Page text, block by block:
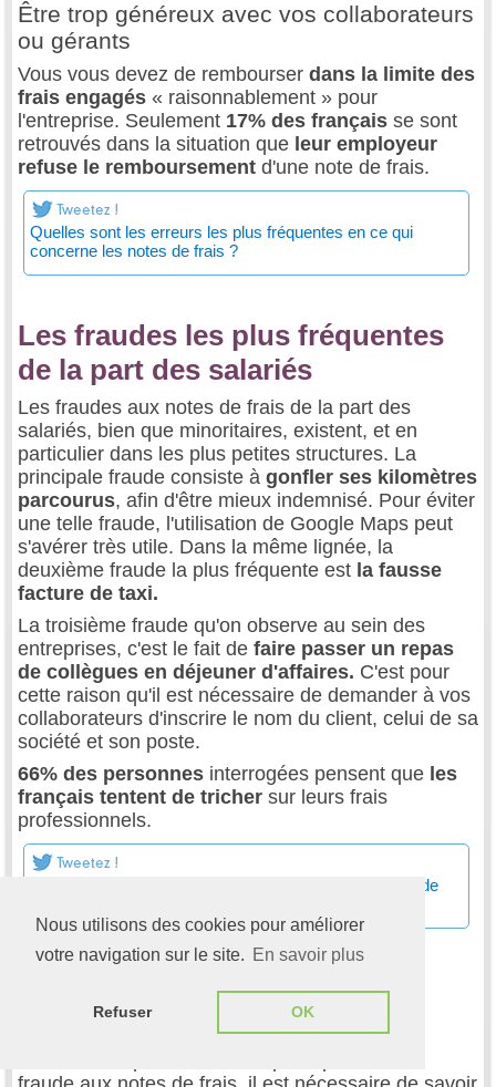
Nous utilisons des cookies pour améliorer
votre navigation sur le site. En savoir plus
Refuser OK
Être trop généreux avec vos collaborateurs
ou gérants
Vous vous devez de rembourser dans la limite des
frais engagés « raisonnablement » pour
l'entreprise. Seulement 17% des français se sont
retrouvés dans la situation que leur employeur
refuse le remboursement d'une note de frais.
Quelles sont les erreurs les plus fréquentes en ce qui
concerne les notes de frais ?
Les fraudes les plus fréquentes
de la part des salariés
Les fraudes aux notes de frais de la part des
salariés, bien que minoritaires, existent, et en
particulier dans les plus petites structures. La
principale fraude consiste à gonfler ses kilomètres
parcourus, afin d'être mieux indemnisé. Pour éviter
une telle fraude, l'utilisation de Google Maps peut
s'avérer très utile. Dans la même lignée, la
deuxième fraude la plus fréquente est la fausse
facture de taxi.
La troisième fraude qu'on observe au sein des
entreprises, c'est le fait de faire passer un repas
de collègues en déjeuner d'affaires. C'est pour
cette raison qu'il est nécessaire de demander à vos
collaborateurs d'inscrire le nom du client, celui de sa
société et son poste.
66% des personnes interrogées pensent que les
français tentent de tricher sur leurs frais
professionnels.
Un tiers des français tentent de tricher sur leurs notes de
Contrôler les notes de frais et
repérer les fraudes